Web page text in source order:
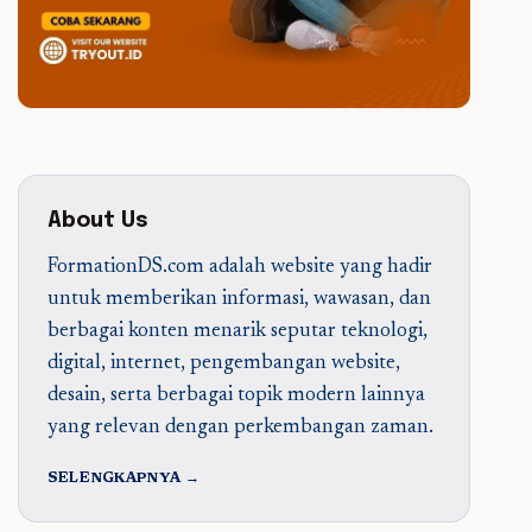
About Us
FormationDS.com adalah website yang hadir
untuk memberikan informasi, wawasan, dan
berbagai konten menarik seputar teknologi,
digital, internet, pengembangan website,
desain, serta berbagai topik modern lainnya
yang relevan dengan perkembangan zaman.
SELENGKAPNYA →